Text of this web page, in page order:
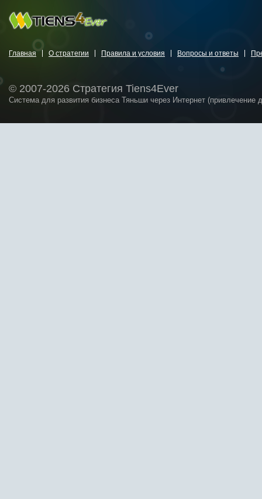
Главная О стратегии Правила и условия Вопросы и ответы
© 2007-2026 Стратегия Tiens4Ever
Система для развития бизнеса Тяньши через Интернет (привлечение